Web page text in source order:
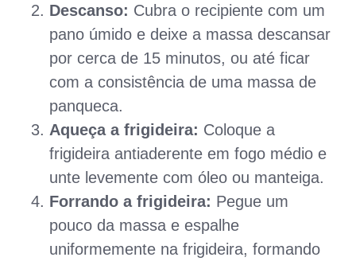
Descanso: Cubra o recipiente com um
pano úmido e deixe a massa descansar
por cerca de 15 minutos, ou até ficar
com a consistência de uma massa de
panqueca.
Aqueça a frigideira: Coloque a
frigideira antiaderente em fogo médio e
unte levemente com óleo ou manteiga.
Forrando a frigideira: Pegue um
pouco da massa e espalhe
uniformemente na frigideira, formando